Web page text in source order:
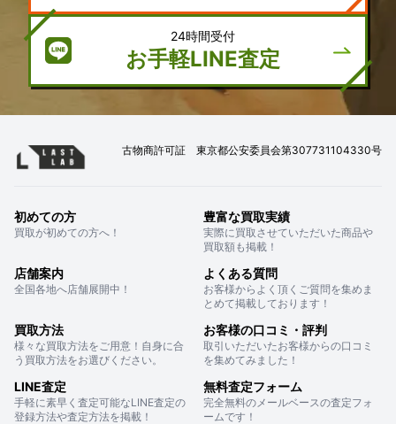
24時間受付
お手軽LINE査定
古物商許可証 東京都公安委員会第307731104330号
初めての方
買取が初めての方へ！
豊富な買取実績
実際に買取させていただいた商品や
買取額も掲載！
店舗案内
全国各地へ店舗展開中！
よくある質問
お客様からよく頂くご質問を集めま
とめて掲載しております！
買取方法
様々な買取方法をご用意！自身に合
う買取方法をお選びください。
お客様の口コミ・評判
取引いただいたお客様からの口コミ
を集めてみました！
LINE査定
手軽に素早く査定可能なLINE査定の
登録方法や査定方法を掲載！
無料査定フォーム
完全無料のメールベースの査定フォ
ームです！